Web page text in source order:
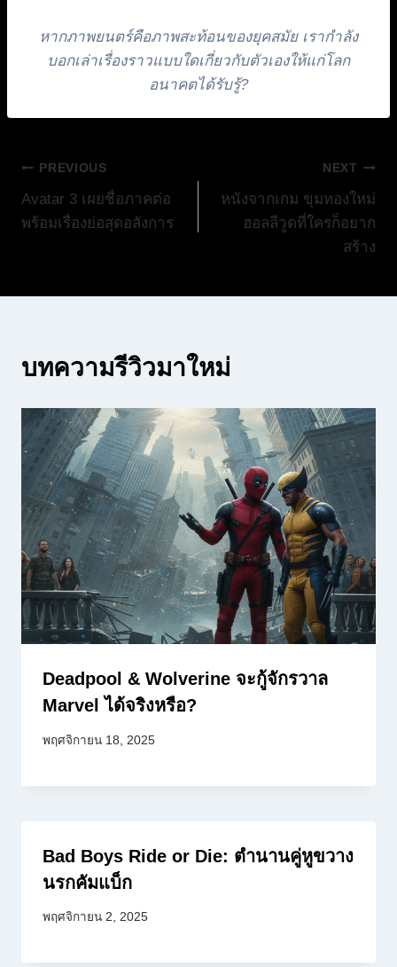
หากภาพยนตร์คือภาพสะท้อนของยุคสมัย เรากำลัง
บอกเล่าเรื่องราวแบบใดเกี่ยวกับตัวเองให้แก่โลก
อนาคตได้รับรู้?
แนะแนว
เรื่อง
PREVIOUS
Avatar 3 เผยชื่อภาคต่อ
พร้อมเรื่องย่อสุดอลังการ
NEXT
หนังจากเกม ขุมทองใหม่
ฮอลลีวูดที่ใครก็อยาก
สร้าง
บทความรีวิวมาใหม่
Deadpool & Wolverine จะกู้จักรวาล
Marvel ได้จริงหรือ?
พฤศจิกายน 18, 2025
Bad Boys Ride or Die: ตำนานคู่หูขวาง
นรกคัมแบ็ก
พฤศจิกายน 2, 2025